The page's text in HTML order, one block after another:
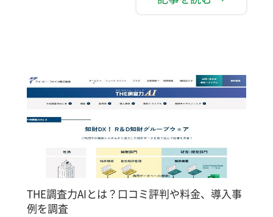
THE調査力AIとは？口コミ評判や料金、導入事
例を調査